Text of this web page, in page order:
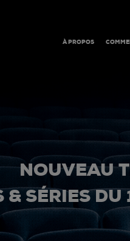
À PROPOS
NOUVEAU
& SÉRIES